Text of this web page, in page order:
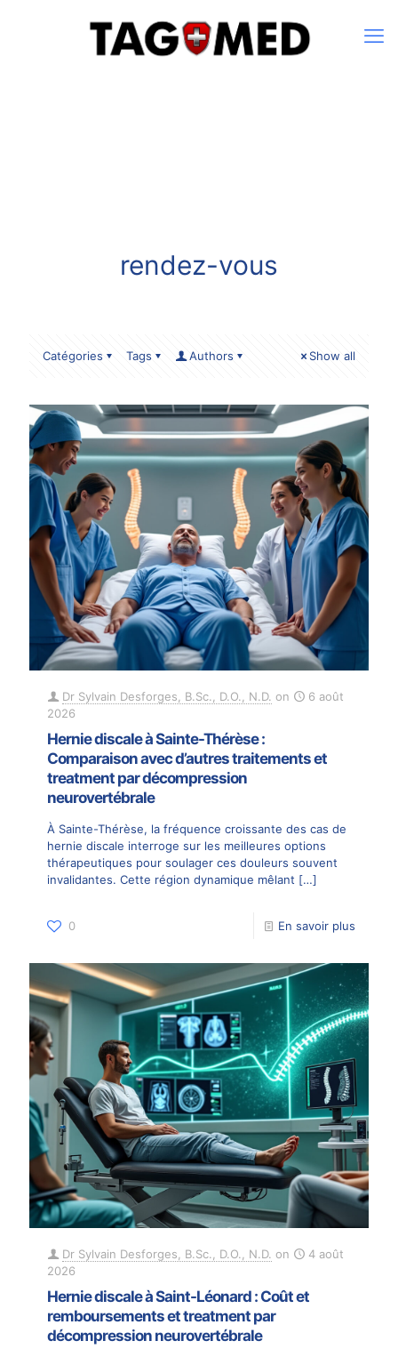
rendez-vous
Catégories Tags Authors Show all
Dr Sylvain Desforges, B.Sc., D.O., N.D. on
6 août
2026
Hernie discale à Sainte-Thérèse :
Comparaison avec d’autres traitements et
treatment par décompression
neurovertébrale
À Sainte-Thérèse, la fréquence croissante des cas de
hernie discale interroge sur les meilleures options
thérapeutiques pour soulager ces douleurs souvent
invalidantes. Cette région dynamique mêlant […]
0 En savoir plus
Dr Sylvain Desforges, B.Sc., D.O., N.D. on
4 août
2026
Hernie discale à Saint-Léonard : Coût et
remboursements et treatment par
décompression neurovertébrale